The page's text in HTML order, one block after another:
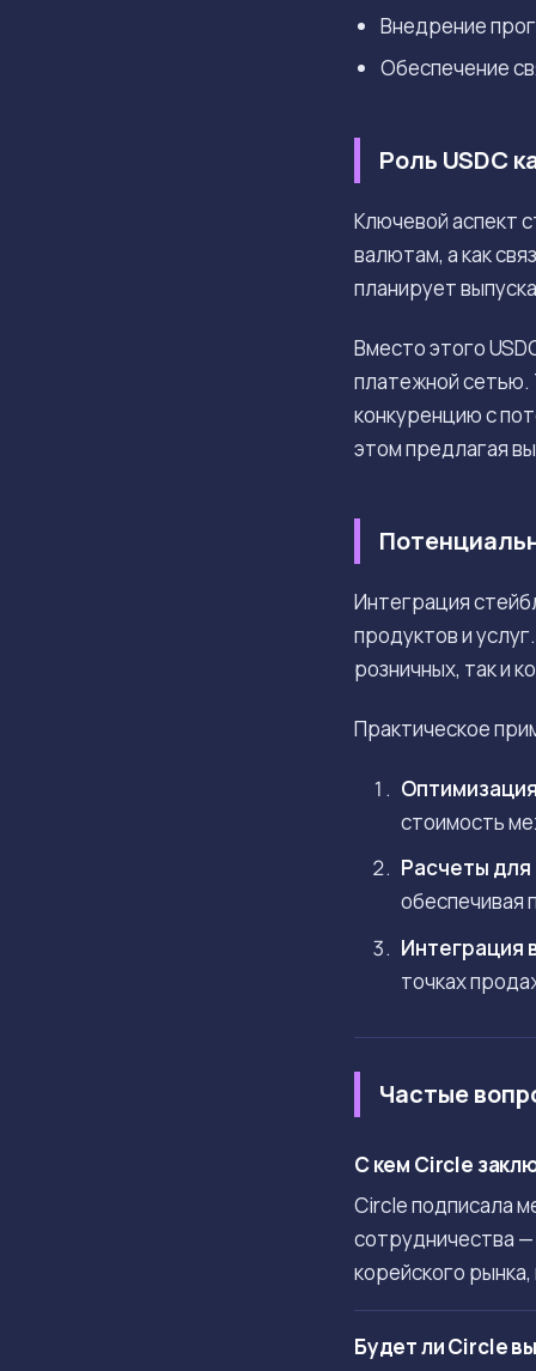
Внедрение
Обеспечение
Роль USDC
Ключевой аспект
валютам, а как
планирует
Вместо этого
платежной сетью.
конкуренцию с
этом предлагая
Интеграция
продуктов и
розничных, так и
Практическое
стоимость
Расчеты для
обеспечивая
Интеграция
точках
Частые
С кем Circle
Circle подписала
сотрудничества
корейского
Будет ли Circle